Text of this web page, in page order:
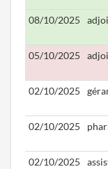
08/10/2025
05/10/2025
02/10/2025
02/10/2025
02/10/2025